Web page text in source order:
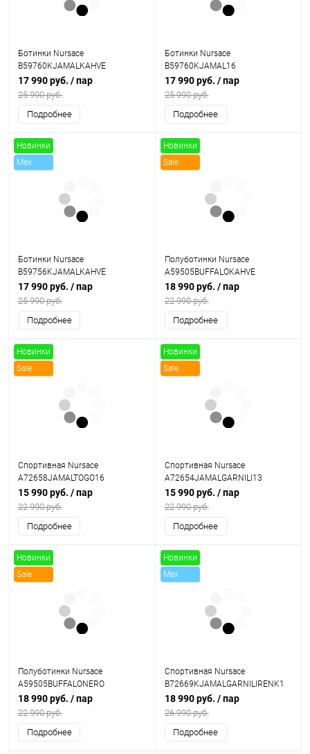
Ботинки Nursace
B59760KJAMALKAHVE
17 990 руб. / пар
25 990 руб.
Подробнее
Ботинки Nursace
B59760KJAMAL16
17 990 руб. / пар
25 990 руб.
Подробнее
Новинки
Mex
Ботинки Nursace
B59756KJAMALKAHVE
17 990 руб. / пар
25 990 руб.
Подробнее
Новинки
Sale
Полуботинки Nursace
A59505BUFFALOKAHVE
18 990 руб. / пар
22 990 руб.
Подробнее
Новинки
Sale
Спортивная Nursace
A72658JAMALTOGO16
15 990 руб. / пар
22 990 руб.
Подробнее
Новинки
Sale
Спортивная Nursace
A72654JAMALGARNILI13
15 990 руб. / пар
22 990 руб.
Подробнее
Новинки
Sale
Полуботинки Nursace
A59505BUFFALONERO
18 990 руб. / пар
22 990 руб.
Подробнее
Новинки
Mex
Спортивная Nursace
B72669KJAMALGARNILIRENK1
18 990 руб. / пар
26 990 руб.
Подробнее